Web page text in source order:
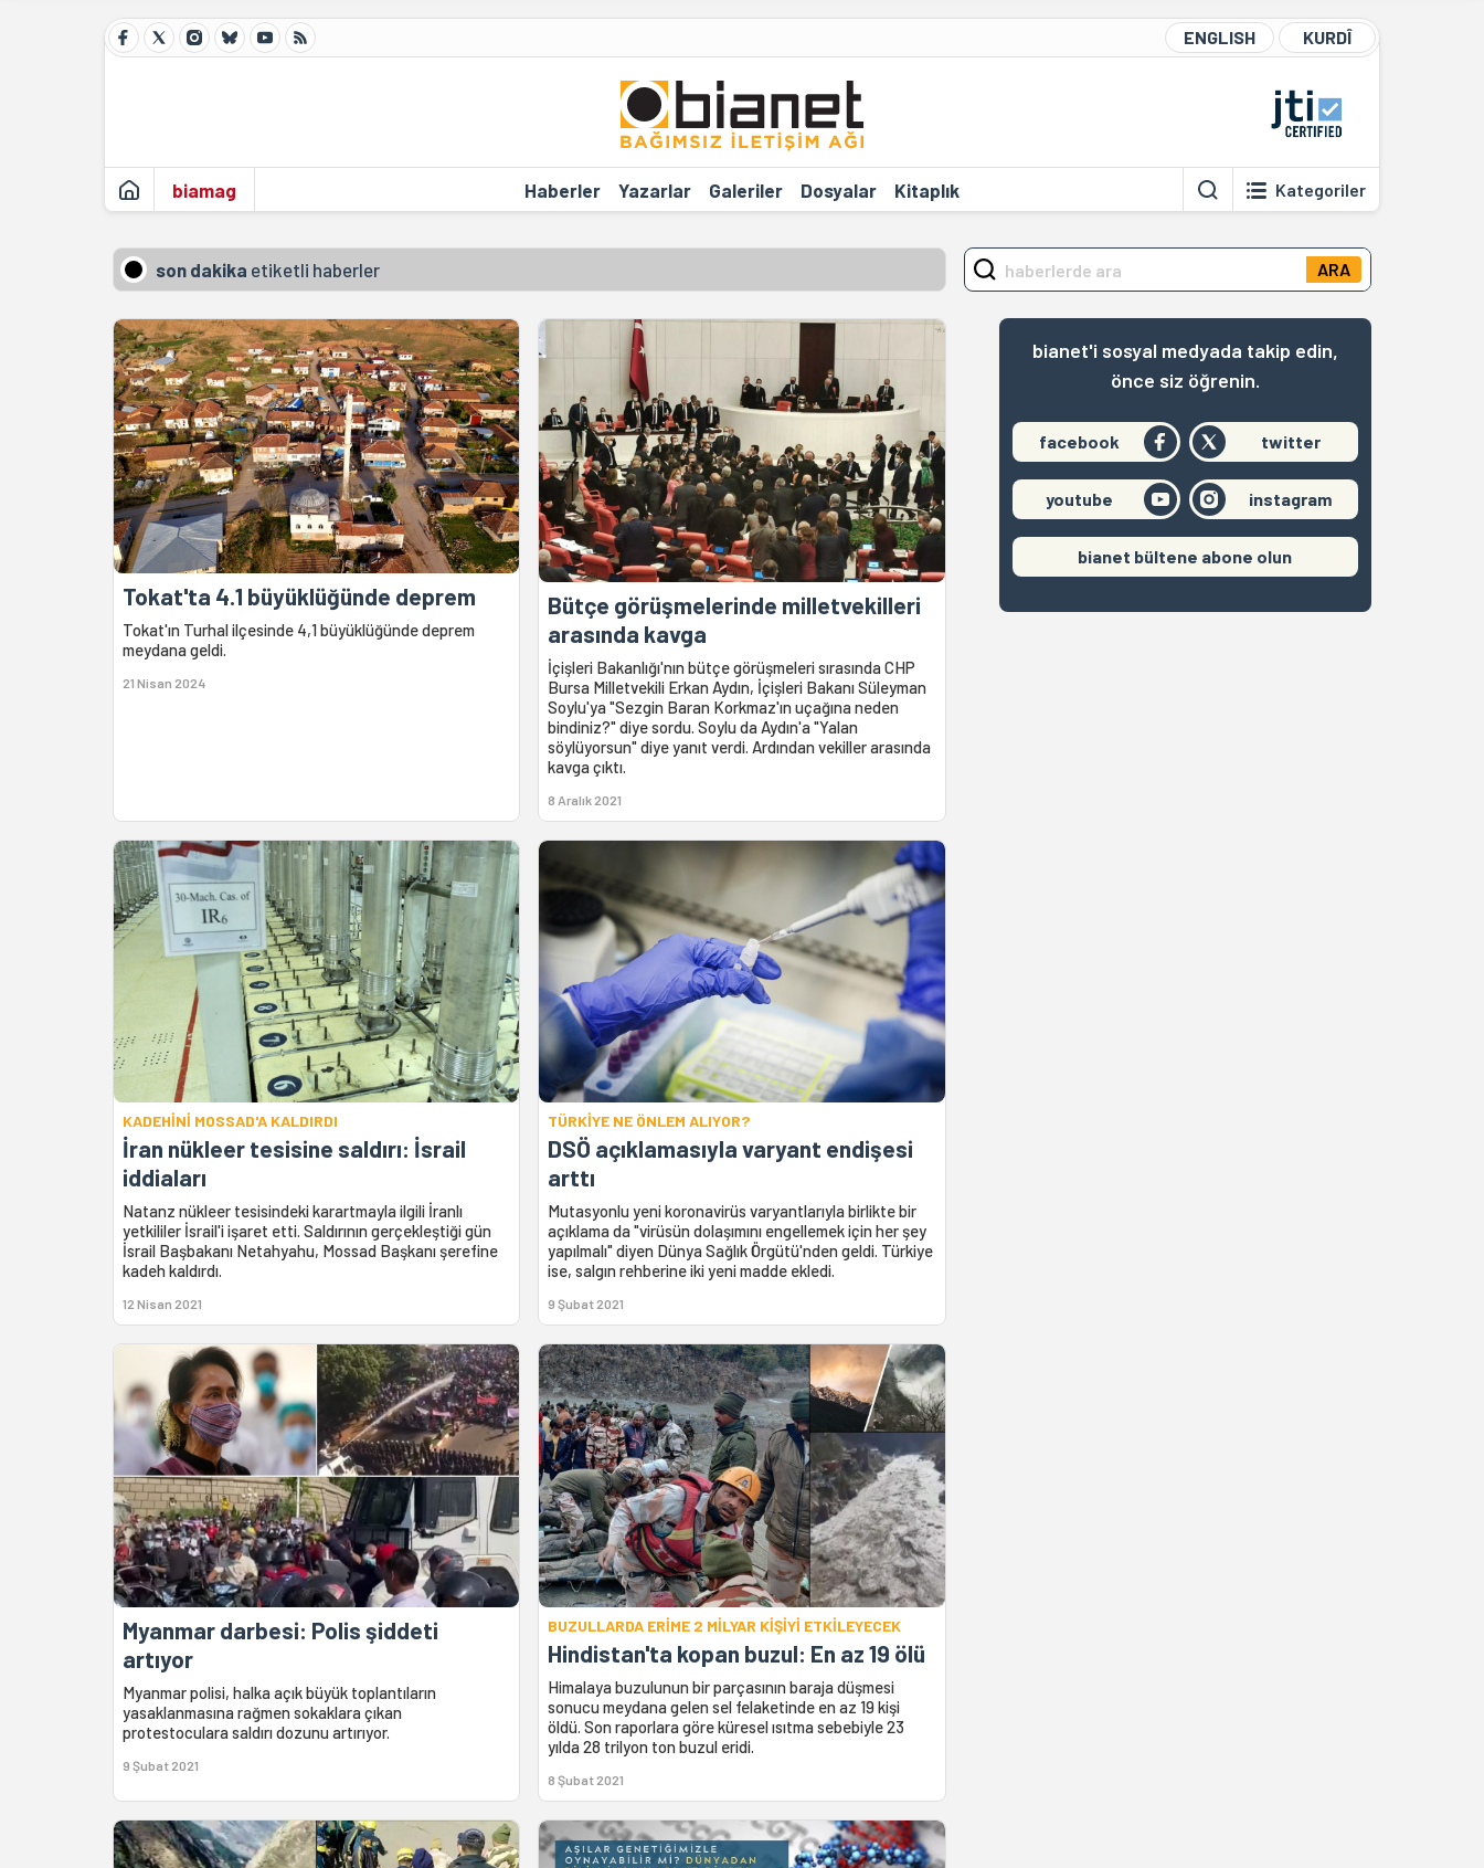
ENGLISH KURDÎ
biamag Haberler Yazarlar Galeriler Dosyalar Kitaplık Kategoriler
son dakika etiketli haberler
Tokat'ta 4.1 büyüklüğünde deprem
Tokat'ın Turhal ilçesinde 4,1 büyüklüğünde deprem
meydana geldi.
21 Nisan 2024
Bütçe görüşmelerinde milletvekilleri
arasında kavga
İçişleri Bakanlığı'nın bütçe görüşmeleri sırasında CHP
Bursa Milletvekili Erkan Aydın, İçişleri Bakanı Süleyman
Soylu'ya "Sezgin Baran Korkmaz'ın uçağına neden
bindiniz?" diye sordu. Soylu da Aydın'a "Yalan
söylüyorsun" diye yanıt verdi. Ardından vekiller arasında
kavga çıktı.
8 Aralık 2021
KADEHİNİ MOSSAD'A KALDIRDI
İran nükleer tesisine saldırı: İsrail
iddiaları
Natanz nükleer tesisindeki karartmayla ilgili İranlı
yetkililer İsrail'i işaret etti. Saldırının gerçekleştiği gün
İsrail Başbakanı Netahyahu, Mossad Başkanı şerefine
kadeh kaldırdı.
12 Nisan 2021
TÜRKİYE NE ÖNLEM ALIYOR?
DSÖ açıklamasıyla varyant endişesi
arttı
Mutasyonlu yeni koronavirüs varyantlarıyla birlikte bir
açıklama da "virüsün dolaşımını engellemek için her şey
yapılmalı" diyen Dünya Sağlık Örgütü'nden geldi. Türkiye
ise, salgın rehberine iki yeni madde ekledi.
9 Şubat 2021
Myanmar darbesi: Polis şiddeti
artıyor
Myanmar polisi, halka açık büyük toplantıların
yasaklanmasına rağmen sokaklara çıkan
protestoculara saldırı dozunu artırıyor.
9 Şubat 2021
BUZULLARDA ERİME 2 MİLYAR KİŞİYİ ETKİLEYECEK
Hindistan'ta kopan buzul: En az 19 ölü
Himalaya buzulunun bir parçasının baraja düşmesi
sonucu meydana gelen sel felaketinde en az 19 kişi
öldü. Son raporlara göre küresel ısıtma sebebiyle 23
yılda 28 trilyon ton buzul eridi.
8 Şubat 2021
ARA
bianet'i sosyal medyada takip edin,
önce siz öğrenin.
facebook twitter
youtube instagram
bianet bültene abone olun